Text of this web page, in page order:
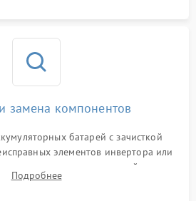
замена компонентов
батарей с зачисткой
элементов инвертора или
монтаж новых радиодеталей.
токоведущих дорожек и
Подробнее